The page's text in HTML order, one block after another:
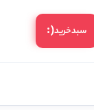
سبد‌خرید(: